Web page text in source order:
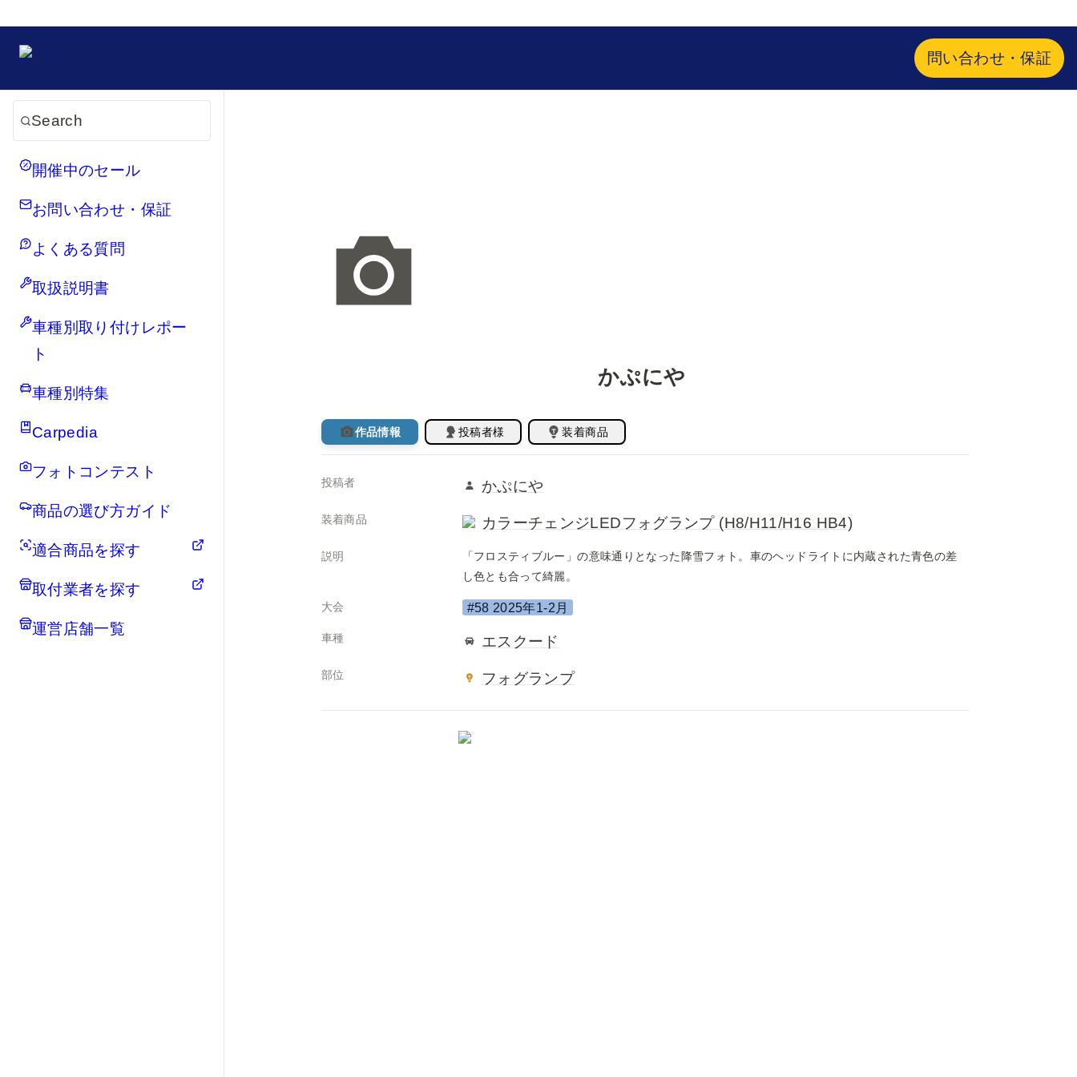
問い合わせ・保証
Search
開催中のセール
お問い合わせ・保証
よくある質問
取扱説明書
車種別取り付けレポー
ト
車種別特集
Carpedia
フォトコンテスト
商品の選び方ガイド
適合商品を探す
取付業者を探す
運営店舗一覧
かぷにや
作品情報 投稿者様 装着商品
投稿者 かぷにや
装着商品 カラーチェンジLEDフォグランプ (H8/H11/H16 HB4)
説明
「フロスティブルー」の意味通りとなった降雪フォト。車のヘッドライトに内蔵された青色の差
し色とも合って綺麗。
大会 #58 2025年1-2月
車種 エスクード
部位 フォグランプ